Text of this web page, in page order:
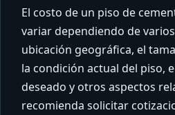
El costo de un piso de
variar dependiendo de
ubicación geográfica, el
la condición actual del piso,
deseado y otros aspectos
recomienda solicitar